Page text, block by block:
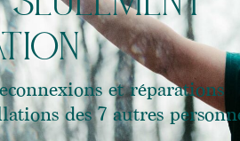
et réparations
des 7 autres